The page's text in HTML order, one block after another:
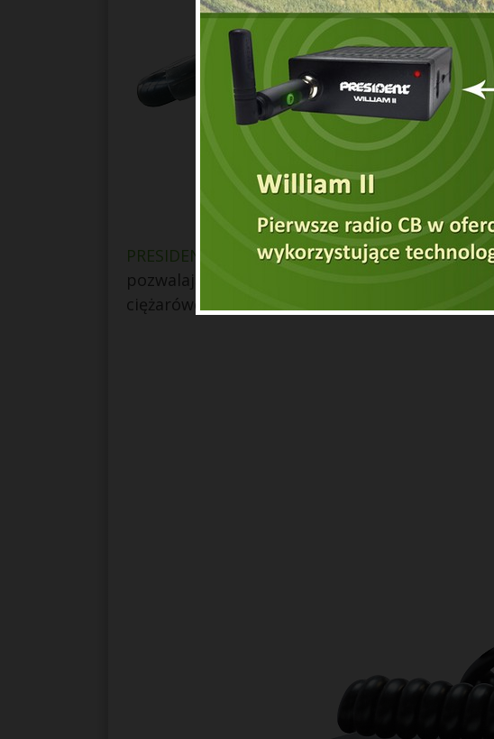
PRESIDENT GRANT IIto radiotelefon dla
pozwalającą na prowadzenie bardzo dalekich
ciężarówce lub busie .